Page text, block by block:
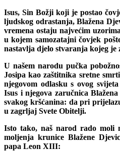
Isus, Sin Božji koji je postao
ljudskog odrastanja, Blažena
vremena ostaju najvećim
u kojem samozatajni čovjek
nastavlja djelo stvaranja kojeg je
U našem narodu pučka
Josipa kao zaštitnika sretne
njegovom odlasku s ovog
Isus i njegova zaručnica
svakog kršćanina: da pri
u zagrljaj Svete Obitelji.
Isto tako, naš narod rado moli
moljenja krunice Blažene
papa Leon XIII: